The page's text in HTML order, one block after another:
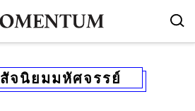
สัจนิยมมหัศจรรย์